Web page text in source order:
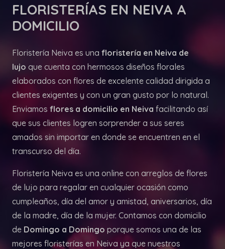
FLORISTERÍAS EN NEIVA A
DOMICILIO
Floristería Neiva es una floristería en Neiva de
lujo que cuenta con hermosos diseños florales
elaborados con flores de excelente calidad dirigida a
clientes exigentes y con un gran gusto por lo natural.
Enviamos flores a domicilio en Neiva facilitando así
que sus clientes logren sorprender a sus seres
amados sin importar en donde se encuentren en el
transcurso del día.
Floristería Neiva es una online con arreglos de flores
de lujo para regalar en cualquier ocasión como
cumpleaños, día del amor y amistad, aniversarios, día
de la madre, día de la mujer. Contamos con domicilio
de Domingo a Domingo porque somos una de las
mejores floristerías en Neiva ya que nuestros